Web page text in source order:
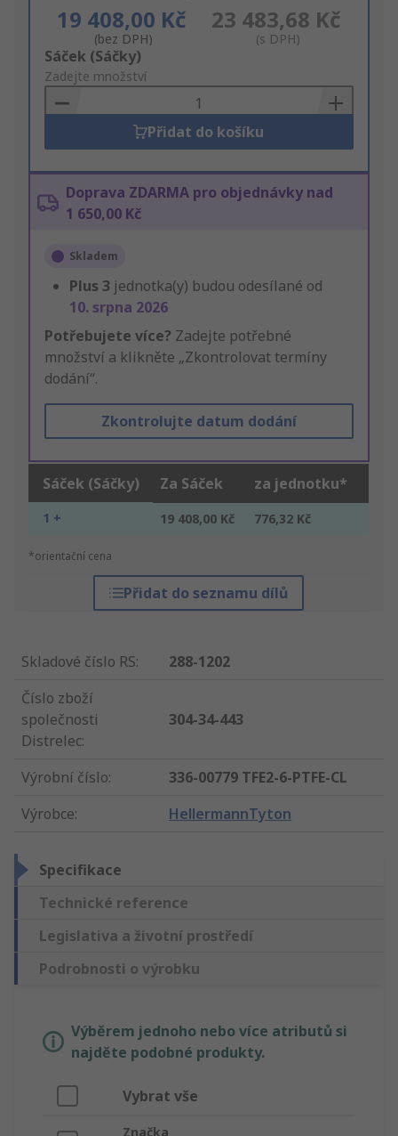
19 408,00 Kč
(bez DPH)
23 483,68 Kč
(s DPH)
Add
to
Basket
Sáček (Sáčky)
Zadejte množství
Přidat do košíku
Doprava ZDARMA pro objednávky nad
1 650,00 Kč
Skladem
Plus 3 jednotka(y) budou odesílané od
10. srpna 2026
Potřebujete více? Zadejte potřebné
množství a klikněte „Zkontrolovat termíny
dodání“.
Zkontrolujte datum dodání
Sáček (Sáčky) Za Sáček za jednotku*
1 + 19 408,00 Kč 776,32 Kč
*orientační cena
Přidat do seznamu dílů
Skladové číslo RS:
288-1202
Číslo zboží
společnosti
Distrelec:
304-34-443
Výrobní číslo:
336-00779 TFE2-6-PTFE-CL
Výrobce: HellermannTyton
Specifikace
Technické reference
Legislativa a životní prostředí
Podrobnosti o výrobku
Výběrem jednoho nebo více atributů si
najděte podobné produkty.
Vybrat vše
Značka